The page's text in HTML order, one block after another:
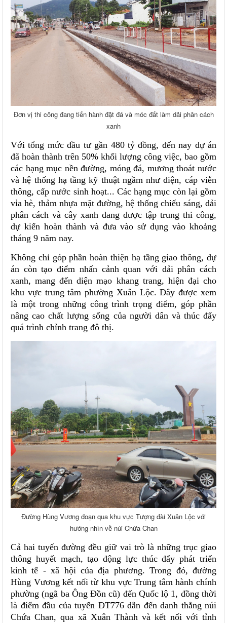
Đơn vị thi công đang tiến hành đặt đá và móc đất làm dải phân cách
xanh
Với tổng mức đầu tư gần 480 tỷ đồng, đến nay dự án
đã hoàn thành trên 50% khối lượng công việc, bao gồm
các hạng mục nền đường, móng đá, mương thoát nước
và hệ thống hạ tầng kỹ thuật ngầm như điện, cáp viễn
thông, cấp nước sinh hoạt... Các hạng mục còn lại gồm
vỉa hè, thảm nhựa mặt đường, hệ thống chiếu sáng, dải
phân cách và cây xanh đang được tập trung thi công,
dự kiến hoàn thành và đưa vào sử dụng vào khoảng
tháng 9 năm nay.
Không chỉ góp phần hoàn thiện hạ tầng giao thông, dự
án còn tạo điểm nhấn cảnh quan với dải phân cách
xanh, mang đến diện mạo khang trang, hiện đại cho
khu vực trung tâm phường Xuân Lộc. Đây được xem
là một trong những công trình trọng điểm, góp phần
nâng cao chất lượng sống của người dân và thúc đẩy
quá trình chỉnh trang đô thị.
Đường Hùng Vương đoạn qua khu vực Tượng đài Xuân Lộc với
hướng nhìn về núi Chứa Chan
Cả hai tuyến đường đều giữ vai trò là những trục giao
thông huyết mạch, tạo động lực thúc đẩy phát triển
kinh tế - xã hội của địa phương. Trong đó, đường
Hùng Vương kết nối từ khu vực Trung tâm hành chính
phường (ngã ba Ông Đồn cũ) đến Quốc lộ 1, đồng thời
là điểm đầu của tuyến ĐT776 dẫn đến danh thắng núi
Chứa Chan, qua xã Xuân Thành và kết nối với tỉnh